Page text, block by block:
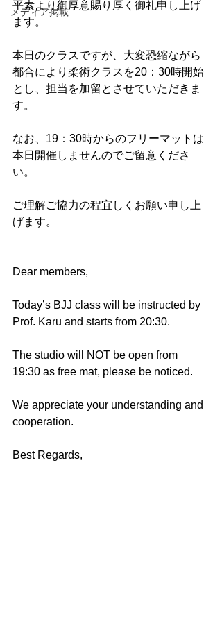
メディア掲載
平素より御厚意賜り厚く御礼申し上げ
ます。
本日のクラスですが、大変恐縮ながら
都合により柔術クラスを20：30時開始
とし、担当を加留とさせていただきま
す。
なお、19：30時からのフリーマットは
本日開催しませんのでご留意くださ
い。
ご理解ご協力の程宜しくお願い申し上
げます。
Dear members,
Today’s BJJ class will be instructed by
Prof. Karu and starts from 20:30.
The studio will NOT be open from
19:30 as free mat, please be noticed.
We appreciate your understanding and
cooperation.
Best Regards,